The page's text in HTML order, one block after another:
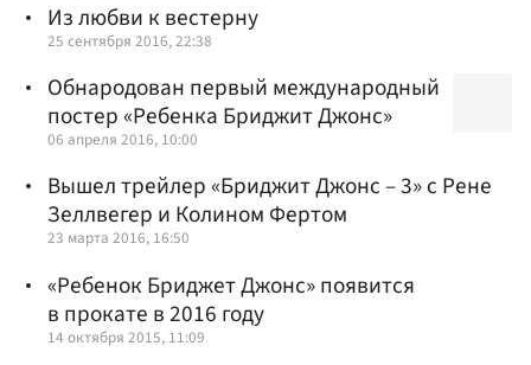
Из любви к вестерну
25 сентября 2016, 22:38
Обнародован первый международный
постер «Ребенка Бриджит Джонс»
06 апреля 2016, 10:00
Вышел трейлер «Бриджит Джонс – 3» с Рене
Зеллвегер и Колином Фертом
23 марта 2016, 16:50
«Ребенок Бриджет Джонс» появится
в прокате в 2016 году
14 октября 2015, 11:09